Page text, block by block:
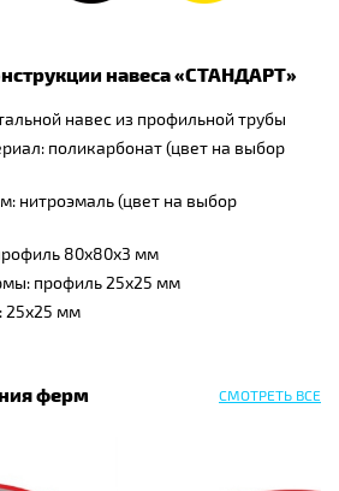
навеса «СТАНДАРТ»
навес из профильной трубы
поликарбонат (цвет на выбор
нитроэмаль (цвет на выбор
80х80х3 мм
профиль 25х25 мм
25х25 мм
ферм СМОТРЕТЬ ВСЕ